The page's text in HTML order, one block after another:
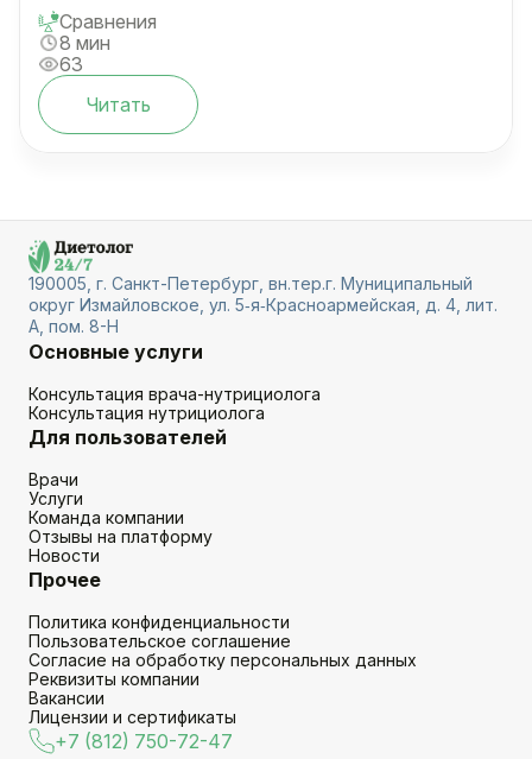
Сравнения
8 мин
63
Читать
190005, г. Санкт-Петербург, вн.тер.г. Муниципальный
округ Измайловское, ул. 5‑я‑Красноармейская, д. 4, лит.
А, пом. 8-Н
Основные услуги
Консультация врача-нутрициолога
Консультация нутрициолога
Для пользователей
Врачи
Услуги
Команда компании
Отзывы на платформу
Новости
Прочее
Политика конфиденциальности
Пользовательское соглашение
Согласие на обработку персональных данных
Реквизиты компании
Вакансии
Лицензии и сертификаты
+7 (812) 750-72-47